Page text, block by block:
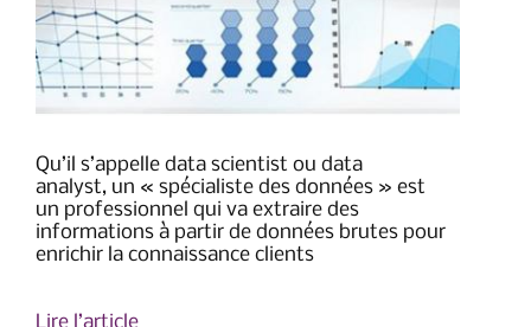
Qu’il s’appelle data scientist ou data
analyst, un « spécialiste des données » est
un professionnel qui va extraire des
informations à partir de données brutes pour
enrichir la connaissance clients